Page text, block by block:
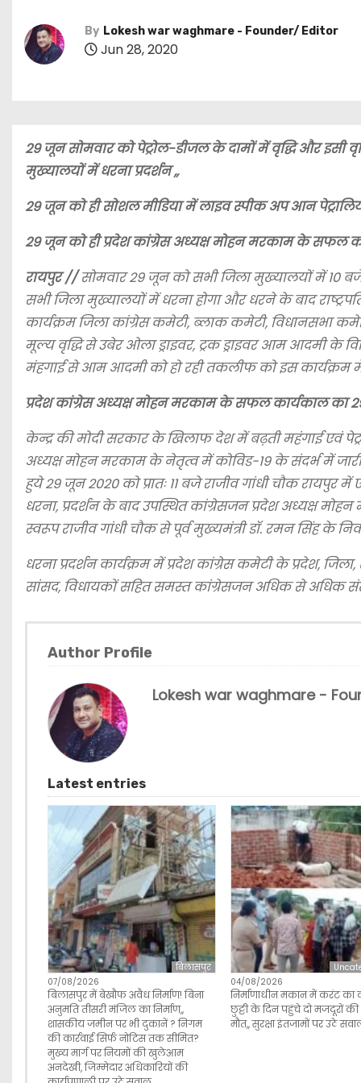
By Lokesh war waghmare - Founder/ Editor
Jun 28, 2020
29 जून सोमवार को पेट्रोल-डीजल के दामों में वृद्धि और इसी
मुख्यालयों में धरना प्रदर्शन ,,
29 जून को ही सोशल मीडिया में लाइव स्पीक अप आन
29 जून को ही प्रदेश कांग्रेस अध्यक्ष मोहन मरकाम के सफल
रायपुर //सोमवार 29 जून को सभी जिला मुख्यालयों में 10
सभी जिला मुख्यालयों में धरना होगा और धरने के बाद
कार्यक्रम जिला कांग्रेस कमेटी, ब्लाक कमेटी, विधानसभा
मूल्य वृद्धि से उबेर ओला ड्राइवर, ट्रक ड्राइवर आम आदमी के
मंहगाई से आम आदमी को हो रही तकलीफ को इस कार्यक्रम में
प्रदेश कांग्रेस अध्यक्ष मोहन मरकाम के सफल कार्यकाल का 29
केन्द्र की मोदी सरकार के खिलाफ देश में बढ़ती महंगाई एवं
अध्यक्ष मोहन मरकाम के नेतृत्व में कोविड-19 के संदर्भ में
हुये 29 जून 2020 को प्रातः 11 बजे राजीव गांधी चौक रायपुर
धरना, प्रदर्शन के बाद उपस्थित कांग्रेसजन प्रदेश अध्यक्ष
स्वरूप राजीव गांधी चौक से पूर्व मुख्यमंत्री डॉ. रमन सिंह के
धरना प्रदर्शन कार्यक्रम में प्रदेश कांग्रेस कमेटी के प्रदेश,
सांसद, विधायकों सहित समस्त कांग्रेसजन अधिक से अधिक
Author Profile
Lokesh war waghmare -
Latest entries
बिलासपुर
07/08/2026
बिलासपुर में बेखौफ अवैध निर्माण! बिना
अनुमति तीसरी मंजिल का निर्माण,,
शासकीय जमीन पर भी दुकानें ? निगम
की कार्रवाई सिर्फ नोटिस तक सीमित?
मुख्य मार्ग पर नियमों की खुलेआम
अनदेखी, जिम्मेदार अधिकारियों की
04/08/2026
निर्माणाधीन मकान में करंट का
छुट्टी के दिन पहुंचे दो मजदूरों की
मौत,, सुरक्षा इंतजामों पर उठे